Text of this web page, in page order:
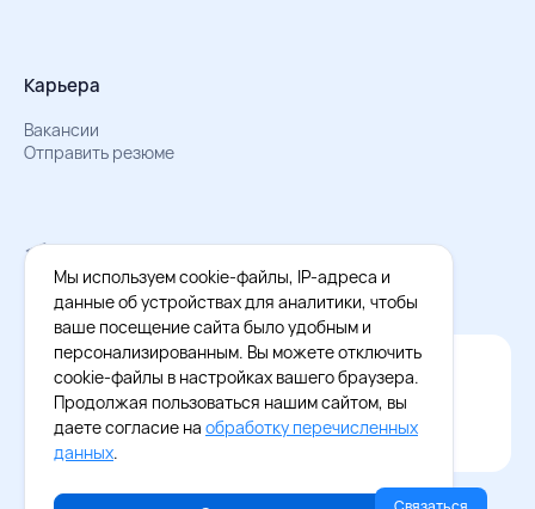
Карьера
Вакансии
Отправить резюме
Мы в Телеграм
Документы об обработке персональных данных
Охрана труда – результаты СОУТ
Официальное приложение Восток - Запад
Cкачайте бесплатное приложение
Мы используем cookie-файлы, IP-адреса и
данные об устройствах для аналитики, чтобы
ваше посещение сайта было удобным и
персонализированным. Вы можете отключить
cookie-файлы в настройках вашего браузера.
Продолжая пользоваться нашим сайтом, вы
даете согласие на обработку перечисленных
данных.